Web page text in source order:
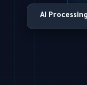
AI Processing